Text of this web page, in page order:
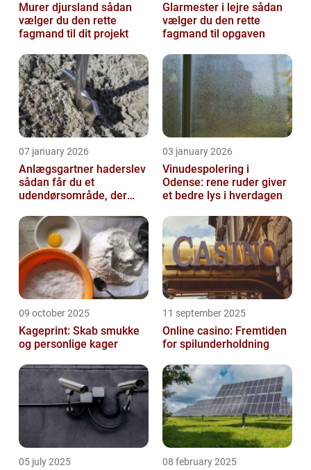
Murer djursland sådan
vælger du den rette
fagmand til dit projekt
Glarmester i lejre sådan
vælger du den rette
fagmand til opgaven
07 january 2026
Anlægsgartner haderslev
sådan får du et
udendørsområde, der
03 january 2026
Vinudespolering i
Odense: rene ruder giver
et bedre lys i hverdagen
09 october 2025
Kageprint: Skab smukke
og personlige kager
11 september 2025
Online casino: Fremtiden
for spilunderholdning
05 july 2025 08 february 2025